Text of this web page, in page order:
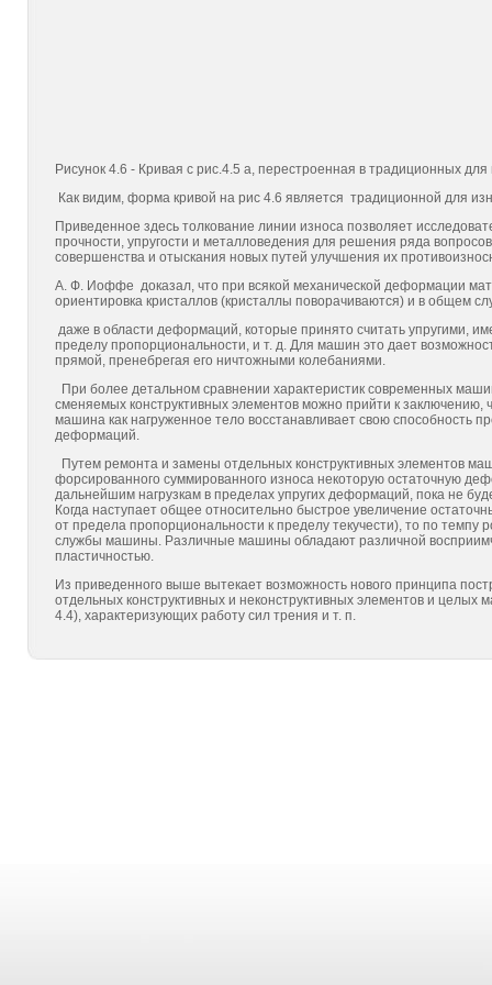
Рисунок 4.6 - Кривая с рис.4.5 а, перестроенная в традиционных
Как видим, форма кривой на рис 4.6 является традиционной для
Приведенное здесь толкование линии износа позволяет
прочности, упругости и металловедения для решения ряда
совершенства и отыскания новых путей улучшения их
А. Ф. Иоффе доказал, что при всякой механической деформации
ориентировка кристаллов (кристаллы пово­рачиваются) и в
даже в области деформаций, кото­рые принято считать упругими,
пределу пропорцио­нальности, и т. д. Для машин это дает
прямой, пренебрегая его ничтожными колебаниями.
При более детальном сравнении характеристик современных
сменяемых конструктивных элементов можно прийти к за­ключению,
машина как нагруженное тело восстанавливает свою способность
деформаций.
Путем ремонта и замены отдельных конструктивных элемен­тов
форсированного суммированного износа некоторую остаточную
дальнейшим нагрузкам в пределах упругих де­формаций, пока не
Когда наступает общее относительно быстрое увеличение
от предела пропорциональ­ности к пределу текучести), то по
службы ма­шины. Различные машины обладают различной
пластич­ностью.
Из приведенного выше вытекает возможность нового прин­ципа
отдельных конструктивных и неконструктивных эле­ментов и
4.4), характеризующих работу сил трения и т. п.